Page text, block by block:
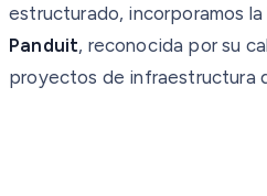
estructurado, incorporamos
Panduit, reconocida por su
proyectos de infraestructura